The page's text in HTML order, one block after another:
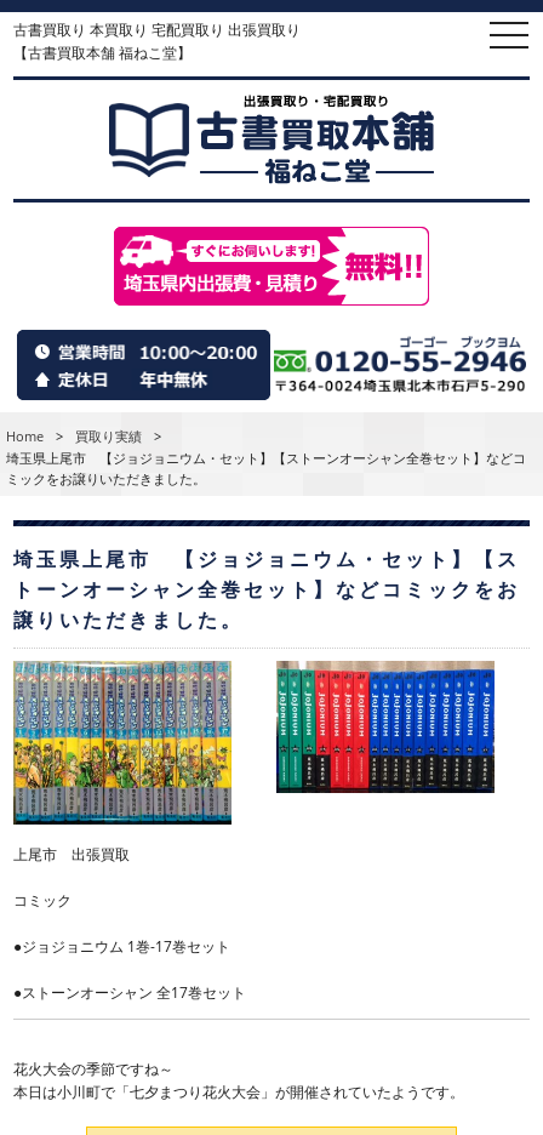
古書買取り 本買取り 宅配買取り 出張買取り
【古書買取本舗 福ねこ堂】
Home > 買取り実績
>
埼玉県上尾市 【ジョジョニウム・セット】【ストーンオーシャン全巻セット】などコ
ミックをお譲りいただきました。
埼玉県上尾市 【ジョジョニウム・セット】【ス
トーンオーシャン全巻セット】などコミックをお
譲りいただきました。
上尾市 出張買取
コミック
●ジョジョニウム 1巻-17巻セット
●ストーンオーシャン 全17巻セット
花火大会の季節ですね～
本日は小川町で「七夕まつり花火大会」が開催されていたようです。